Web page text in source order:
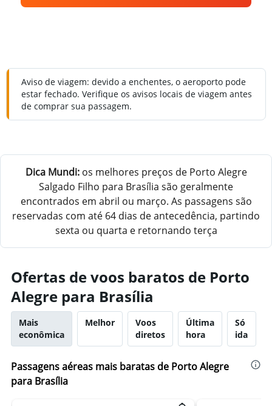
Aviso de viagem: devido a enchentes, o aeroporto pode
estar fechado. Verifique os avisos locais de viagem antes
de comprar sua passagem.
Dica Mundi:os melhores preços de Porto Alegre
Salgado Filho para Brasília são geralmente
encontrados em abril ou março. As passagens são
reservadas com até 64 dias de antecedência, partindo
sexta ou quarta e retornando terça
Ofertas de voos baratos de Porto
Alegre para Brasília
Mais
econômica
Melhor
Voos
diretos
Última
hora
Só
ida
Passagens aéreas mais baratas de Porto Alegre
para Brasília